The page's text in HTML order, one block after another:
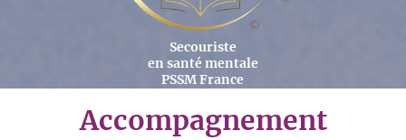
Secouriste
en santé mentale
PSSM France
Accompagnement